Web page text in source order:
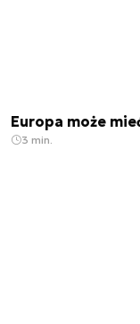
Europa może
3 min.